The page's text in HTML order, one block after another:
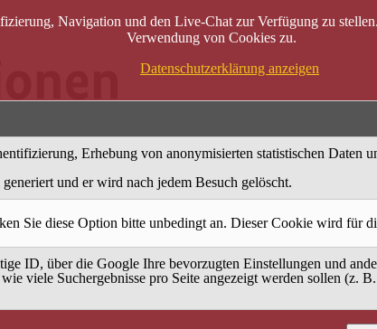
Navigation und den Live-Chat zur Verfügung zu
Verwendung von Cookies zu.
Datenschutzerklärung anzeigen
Erhebung von anonymisierten statistischen Daten
und er wird nach jedem Besuch gelöscht.
Sie diese Option bitte unbedingt an. Dieser Cookie wird für
ID, über die Google Ihre bevorzugten Einstellungen und
viele Suchergebnisse pro Seite angezeigt werden sollen (z.